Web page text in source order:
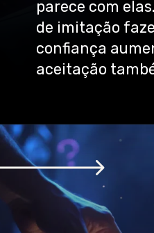
parece com
de imitação
confiança
aceitação